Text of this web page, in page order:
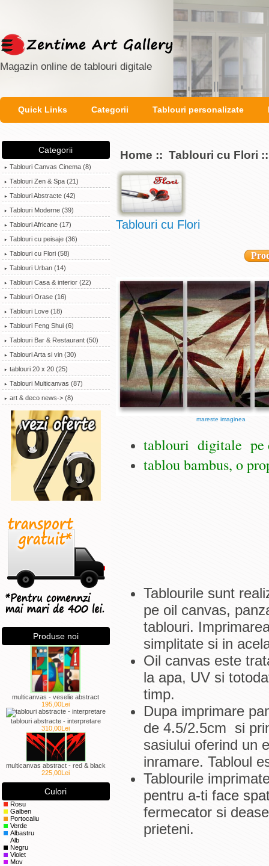
Magazin online de tablouri digitale
Quick Links Categorii Tablouri personalizate
Categorii
Tablouri Canvas Cinema (8)
Tablouri Zen & Spa (21)
Tablouri Abstracte (42)
Tablouri Moderne (39)
Tablouri Africane (17)
Tablouri cu peisaje (36)
Tablouri cu Flori(58)
Tablouri Urban (14)
Tablouri Casa & interior (22)
Tablouri Orase (16)
Tablouri Love (18)
Tablouri Feng Shui (6)
Tablouri Bar & Restaurant (50)
Tablouri Arta si vin (30)
tablouri 20 x 20 (25)
Tablouri Multicanvas (87)
art & deco news-> (8)
Produse noi
multicanvas - veselie abstract
195,00Lei
tablouri abstracte - interpretare
310,00Lei
multicanvas abstract - red & black
225,00Lei
Culori
Rosu
Galben
Portocaliu
Verde
Albastru
Alb
Negru
Violet
Mov
Home :: Tablouri cu Flori
Tablouri cu Flori
mareste imaginea
tablouri digitale pe
tablou bambus, o
Tablourile sunt
pe oil canvas,
tablouri.
simplitate si in
Oil canvas este
la apa, UV si
timp.
Dupa imprimare
de 4.5/2.5cm si
sasiului oferind un
inramare. Tabloul
Tablourile
pentru a-ti face
fermecator si
prieteni.